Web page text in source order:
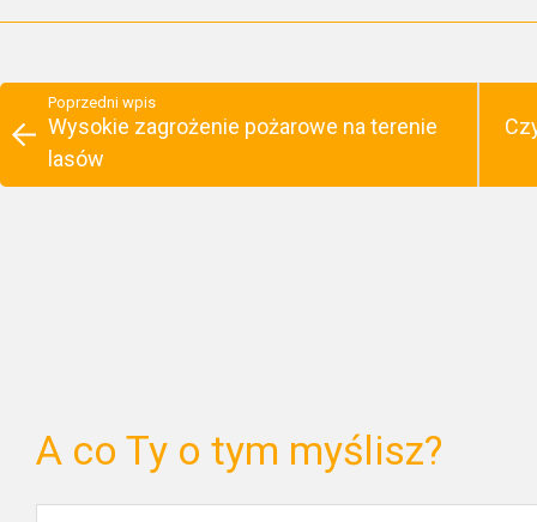
Poprzedni wpis
Wysokie zagrożenie pożarowe na terenie
lasów
A co Ty o tym myślisz?